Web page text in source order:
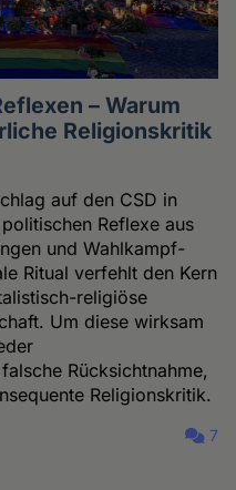
– Warum
Religionskritik
auf den CSD in
Reflexe aus
und Wahlkampf-
Ritual verfehlt den Kern
religiöse
Um diese wirksam
Rücksichtnahme,
Religionskritik.
7